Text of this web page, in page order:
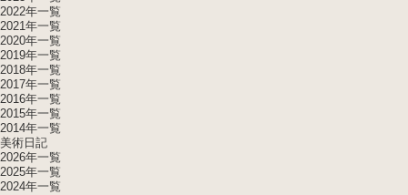
2022年一覧
2021年一覧
2020年一覧
2019年一覧
2018年一覧
2017年一覧
2016年一覧
2015年一覧
2014年一覧
美術日記
2026年一覧
2025年一覧
2024年一覧